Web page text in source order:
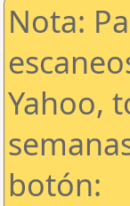
Nota:
Yahoo,
botón: